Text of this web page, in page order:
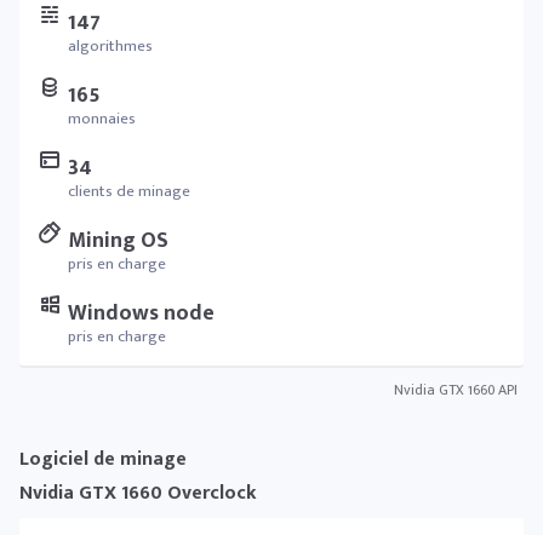
147
algorithmes
165
monnaies
34
clients de minage
Mining OS
pris en charge
Windows node
pris en charge
Nvidia GTX 1660 API
Logiciel de minage
Nvidia GTX 1660 Overclock